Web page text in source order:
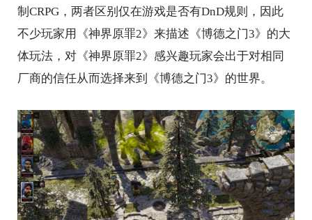
制CRPG，两者区别仅在游戏是否有DnD规则，因此
不少玩家用《神界原罪2》来描述《博德之门3》的大
体玩法，对《神界原罪2》感兴趣玩家会出于对相同
厂商的信任从而选择来到《博德之门3》的世界。